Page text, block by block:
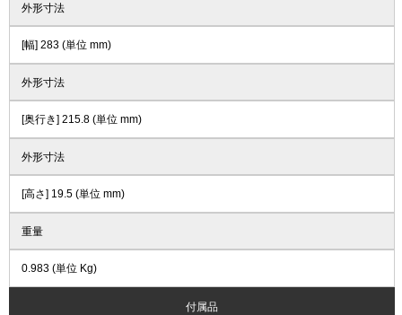
外形寸法
[幅] 283 (単位 mm)
外形寸法
[奥行き] 215.8 (単位 mm)
外形寸法
[高さ] 19.5 (単位 mm)
重量
0.983 (単位 Kg)
付属品